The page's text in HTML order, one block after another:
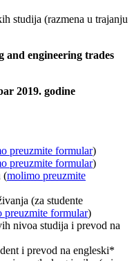
studija (razmena u trajanju
and engineering trades
2019. godine
preuzmite formular)
preuzmite formular)
(molimo preuzmite
(za studente
preuzmite formular)
nivoa studija i prevod na
i prevod na engleski*